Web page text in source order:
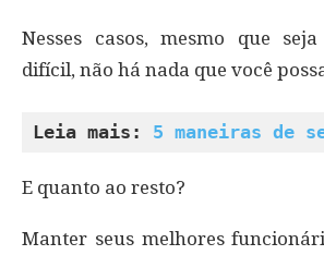
Nesses casos, mesmo que
difícil, não há nada que você
Leia mais: 5 maneiras de
E quanto ao resto?
Manter seus melhores